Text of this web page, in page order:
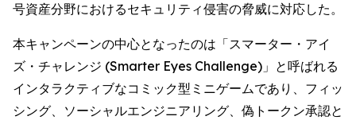
号資産分野におけるセキュリティ侵害の脅威に対応した。
本キャンペーンの中心となったのは「スマーター・アイ
ズ・チャレンジ (Smarter Eyes Challenge)」と呼ばれる
インタラクティブなコミック型ミニゲームであり、フィッ
シング、ソーシャルエンジニアリング、偽トークン承認と